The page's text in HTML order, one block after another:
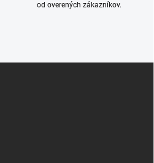
od overených zákazníkov.